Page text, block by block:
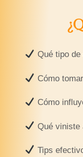
Qué tipo
Cómo
Cómo
Qué viniste
Tips